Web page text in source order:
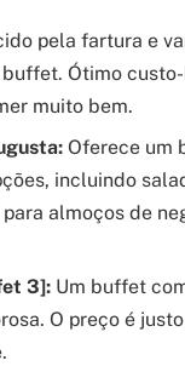
pela fartura e
buffet. Ótimo
muito bem.
Oferece um
incluindo
almoços de
3]: Um buffet
O preço é